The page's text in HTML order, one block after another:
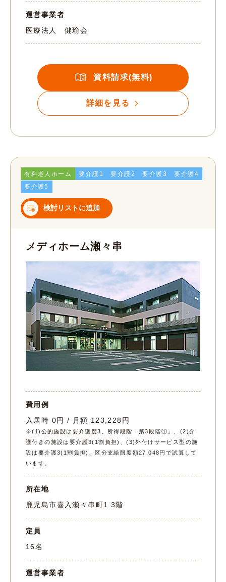
運営事業者
医療法人 健瑜会
資料請求(無料)
詳細を見る
有料老人ホーム 要介護1 要介護2 要介護3
要介護4
要介護5
検討リストに追加
メディホーム瀬々串
費用例
入居時 0円 / 月額 123,228円
※(1)公的施設は要介護度3、所得段階「第3段階①」、(2)介
護付きの施設は要介護3(1割負担)、(3)外付けサービス型の施
設は要介護3(1割負担)、区分支給限度額27,048円で試算して
います。
所在地
鹿児島市喜入瀬々串町1 3階
定員
16名
運営事業者